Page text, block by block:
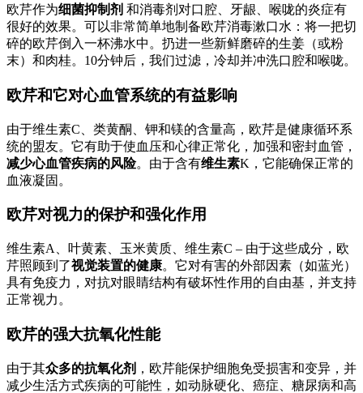
欧芹作为细菌抑制剂 和消毒剂对口腔、牙龈、喉咙的炎症有
很好的效果。可以非常简单地制备欧芹消毒漱口水：将一把切
碎的欧芹倒入一杯沸水中。扔进一些新鲜磨碎的生姜（或粉
末）和肉桂。10分钟后，我们过滤，冷却并冲洗口腔和喉咙。
欧芹和它对心血管系统的有益影响
由于维生素C、类黄酮、钾和镁的含量高，欧芹是健康循环系
统的盟友。它有助于使血压和心律正常化，加强和密封血管，
减少心血管疾病的风险。由于含有维生素K，它能确保正常的
血液凝固。
欧芹对视力的保护和强化作用
维生素A、叶黄素、玉米黄质、维生素C – 由于这些成分，欧
芹照顾到了视觉装置的健康。它对有害的外部因素（如蓝光）
具有免疫力，对抗对眼睛结构有破坏性作用的自由基，并支持
正常视力。
欧芹的强大抗氧化性能
由于其众多的抗氧化剂 ，欧芹能保护细胞免受损害和变异，并
减少生活方式疾病的可能性，如动脉硬化、癌症、糖尿病和高